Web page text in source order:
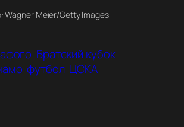
Wagner Meier/Getty Images
Братский кубок
футбол ЦСКА